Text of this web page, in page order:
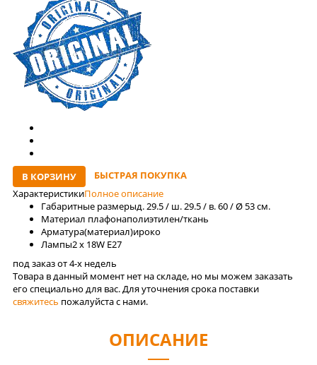
В КОРЗИНУ
БЫСТРАЯ ПОКУПКА
ХарактеристикиПолное описание
Габаритные размерыд. 29.5 / ш. 29.5 / в. 60 / Ø 53 см.
Материал плафонаполиэтилен/ткань
Арматура(материал)ироко
Лaмпы2 x 18W E27
под заказ от 4-x недель
Товара в данный момент нет на складе, но мы можем заказать
его специально для вас. Для уточнения срока поставки
свяжитесь пожалуйста с нами.
ОПИСАНИЕ